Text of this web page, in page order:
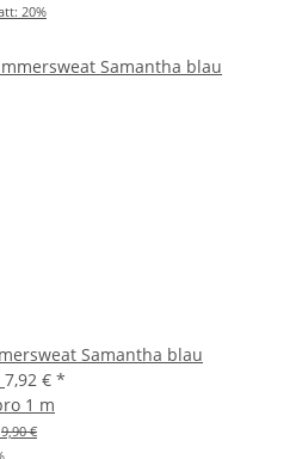
20%
Samantha blau
7,92 € *
1 m
9,90 €